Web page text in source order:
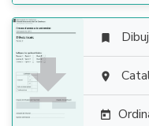



